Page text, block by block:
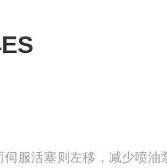
服活塞则左移，减少喷油